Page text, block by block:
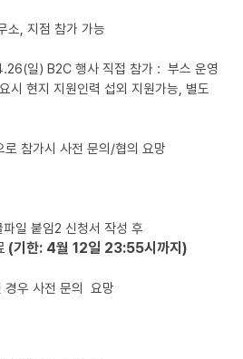
소, 지점 참가 가능
일) B2C 행사 직접 참가 : 부스 운영
시 현지 지원인력 섭외 지원가능, 별도
참가시 사전 문의/협의 요망
일 붙임2 신청서 작성 후
(기한: 4월 12일 23:55시까지)
경우 사전 문의 요망